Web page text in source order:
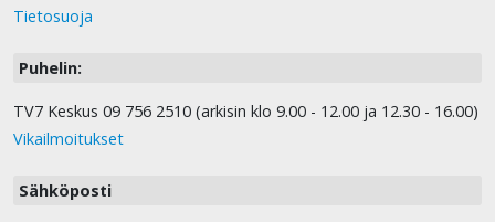
Tietosuoja
Puhelin:
TV7 Keskus 09 756 2510 (arkisin klo 9.00 - 12.00 ja 12.30 - 16.00)
Vikailmoitukset
Sähköposti